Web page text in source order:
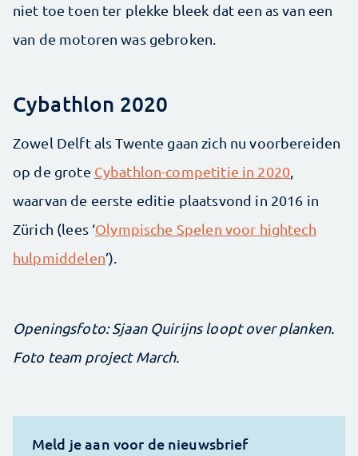
niet toe toen ter plekke bleek dat een as van een
van de motoren was gebroken.
Cybathlon 2020
Zowel Delft als Twente gaan zich nu voorbereiden
op de grote Cybathlon-competitie in 2020
waarvan de eerste editie plaatsvond in 2016 in
Zürich (lees ‘Olympische Spelen voor hightech
hulpmiddelen’).
Openingsfoto: Sjaan Quirijns loopt over planken.
Foto team project March.
Meld je aan voor de nieuwsbrief